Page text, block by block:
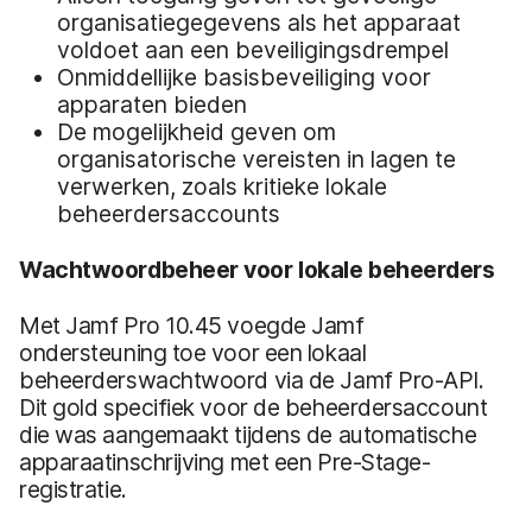
organisatiegegevens als het apparaat
voldoet aan een beveiligingsdrempel
Onmiddellijke basisbeveiliging voor
apparaten bieden
De mogelijkheid geven om
organisatorische vereisten in lagen te
verwerken, zoals kritieke lokale
beheerdersaccounts
Wachtwoordbeheer voor lokale beheerders
Met Jamf Pro 10.45 voegde Jamf
ondersteuning toe voor een lokaal
beheerderswachtwoord via de Jamf Pro-API.
Dit gold specifiek voor de beheerdersaccount
die was aangemaakt tijdens de automatische
apparaatinschrijving met een Pre-Stage-
registratie.